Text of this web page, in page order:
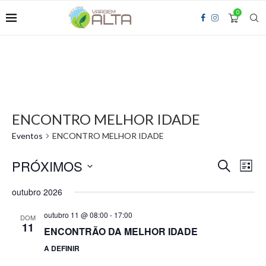
0
ENCONTRO MELHOR IDADE
Eventos ENCONTRO MELHOR IDADE
Pesquisa
EVENTOS
do
LISTA
PRÓXIMOS
a
outubro 2026
DOM
11
outubro 11 @ 08:00 - 17:00
ENCONTRÃO DA MELHOR IDADE
A DEFINIR